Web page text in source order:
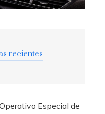
recientes
Especial de